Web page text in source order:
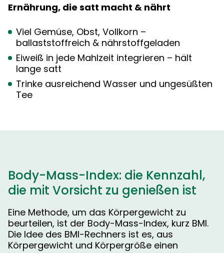
Ernährung, die satt macht & nährt
Viel Gemüse, Obst, Vollkorn –
ballaststoffreich & nährstoffgeladen
Eiweiß in jede Mahlzeit integrieren – hält
lange satt
Trinke ausreichend Wasser und ungesüßten
Tee
Body-Mass-Index: die Kennzahl,
die mit Vorsicht zu genießen ist
Eine Methode, um das Körpergewicht zu
beurteilen, ist der Body-Mass-Index, kurz BMI.
Die Idee des BMI-Rechners ist es, aus
Körpergewicht und Körpergröße einen